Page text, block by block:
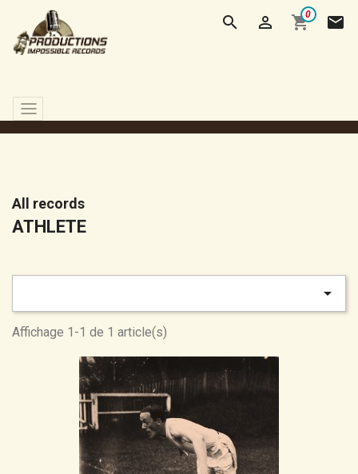
mail
shopping_cart
0


All records
ATHLETE

Affichage 1-1 de 1 article(s)